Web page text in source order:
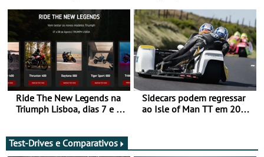
ganhar
Ride The New Legends na
Triumph Lisboa, dias 7 e 8
Sidecars podem regressar
ao Isle of Man TT em 2027
Test-Drives e Comparativos